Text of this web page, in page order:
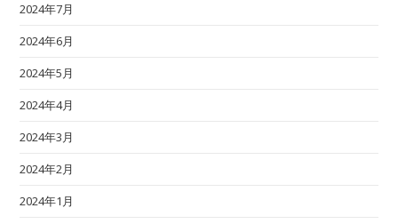
2024年7月
2024年6月
2024年5月
2024年4月
2024年3月
2024年2月
2024年1月